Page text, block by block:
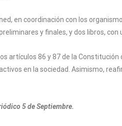
en coordinación con los
y finales, y dos libros, con
artículos 86 y 87 de la
en la sociedad. Asimismo,
5 de Septiembre.